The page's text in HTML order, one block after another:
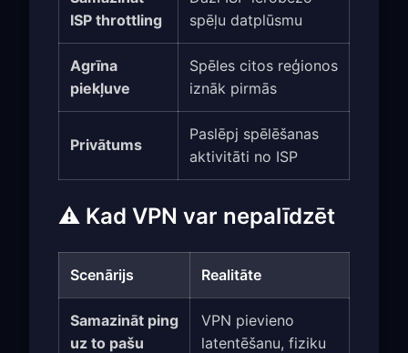
ISP throttling
spēļu datplūsmu
Agrīna
piekļuve
Spēles citos reģionos
iznāk pirmās
Privātums
Paslēpj spēlēšanas
aktivitāti no ISP
⚠️ Kad VPN var nepalīdzēt
Scenārijs Realitāte
Samazināt ping
uz to pašu
VPN pievieno
latentēšanu, fiziku